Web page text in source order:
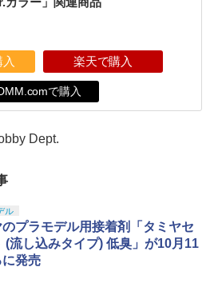
楽天で購入
で購入
Dept.
ル
のプラモデル用接着剤「タミヤセ
(流し込みタイプ) 低臭」が10月11
に発売